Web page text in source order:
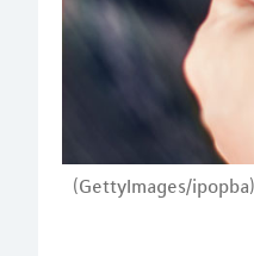
(GettyImages/ipopba)